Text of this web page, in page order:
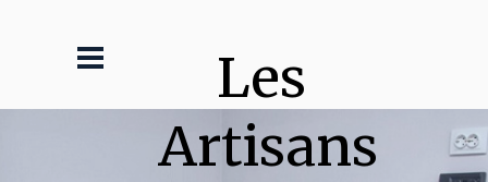
Les
Artisans